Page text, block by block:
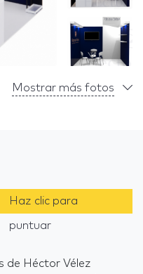
Mostrar más fotos
Haz clic para
puntuar
de Héctor Vélez